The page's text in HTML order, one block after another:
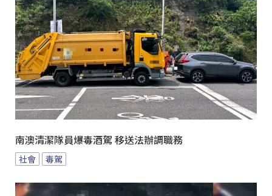
南澳清潔隊員爆毒酒駕 移送法辦調職務
社會 毒駕